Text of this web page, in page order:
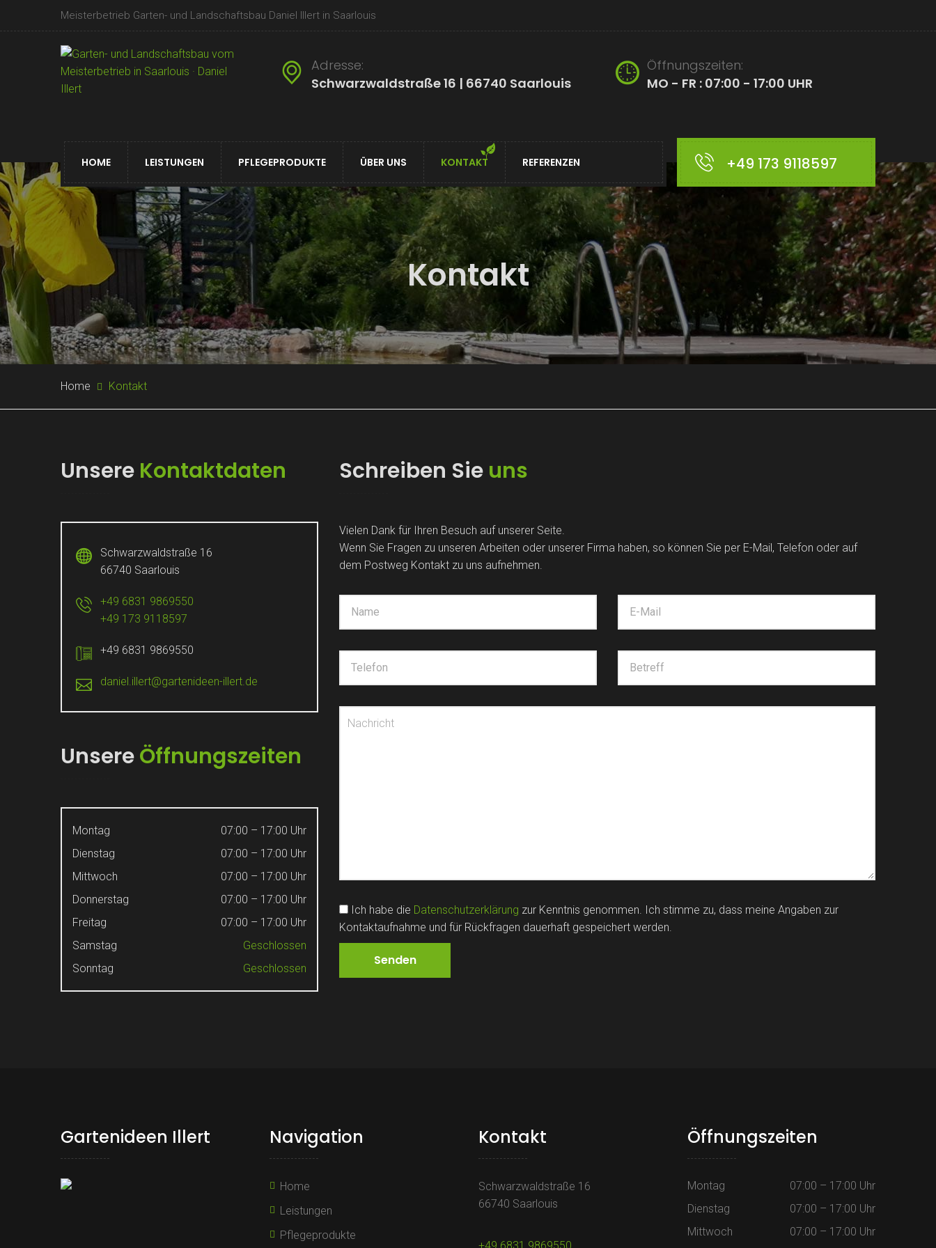
Meisterbetrieb Garten- und Landschaftsbau Daniel Illert in Saarlouis
Adresse:
Schwarzwaldstraße 16 | 66740 Saarlouis
Öffnungszeiten:
MO - FR : 07:00 - 17:00 UHR
HOME LEISTUNGEN PFLEGEPRODUKTE ÜBER UNS KONTAKT REFERENZEN +49 173 9118597
Kontakt
Home Kontakt
Unsere Kontaktdaten
Schwarzwaldstraße 16
66740 Saarlouis
+49 6831 9869550
+49 173 9118597
+49 6831 9869550
daniel.illert@gartenideen-illert.de
UnsereÖffnungszeiten
Montag
07:00 – 17:00 Uhr
Dienstag
07:00 – 17:00 Uhr
Mittwoch
07:00 – 17:00 Uhr
Donnerstag
07:00 – 17:00 Uhr
Freitag
07:00 – 17:00 Uhr
Samstag
Geschlossen
Sonntag
Geschlossen
Schreiben Sie uns
Vielen Dank für Ihren Besuch auf unserer Seite.
Wenn Sie Fragen zu unseren Arbeiten oder unserer Firma haben, so können Sie per E-Mail, Telefon oder auf
dem Postweg Kontakt zu uns aufnehmen.
Ich habe die Datenschutzerklärung zur Kenntnis genommen. Ich stimme zu, dass meine Angaben zur
Kontaktaufnahme und für Rückfragen dauerhaft gespeichert werden.
Gartenideen Illert Navigation
Home
Leistungen
Pflegeprodukte
Kontakt
Schwarzwaldstraße 16
66740 Saarlouis
Öffnungszeiten
Montag
07:00 – 17:00 Uhr
Dienstag
07:00 – 17:00 Uhr
Mittwoch
07:00 – 17:00 Uhr